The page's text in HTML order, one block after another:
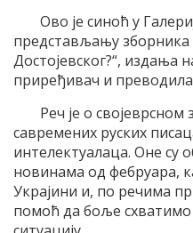
Ово је синоћ у
представљању зборника
Достојевског?“, издања
приређивач и
Реч је о
савремених руских
интелектуалаца. Оне су
новинама од фебруара,
Украјини и, по речима
помоћ да боље схватимо